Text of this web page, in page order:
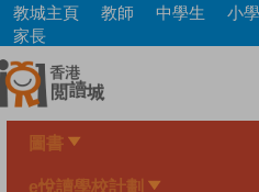
Skip
main
content
教城主頁 教師 中學生
小
家長
圖書
e悅讀學校計劃